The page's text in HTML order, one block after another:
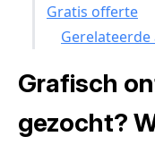
Gratis offerte
Grafisch
gezocht?